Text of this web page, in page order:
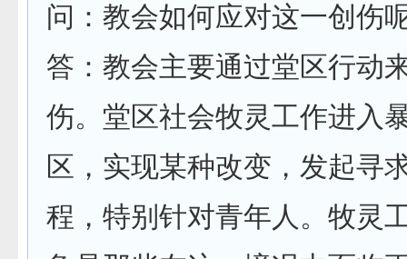
问：教会如何应对这一创伤
答：教会主要通过堂区行动
伤。堂区社会牧灵工作进入
区，实现某种改变，发起寻
程，特别针对青年人。牧灵